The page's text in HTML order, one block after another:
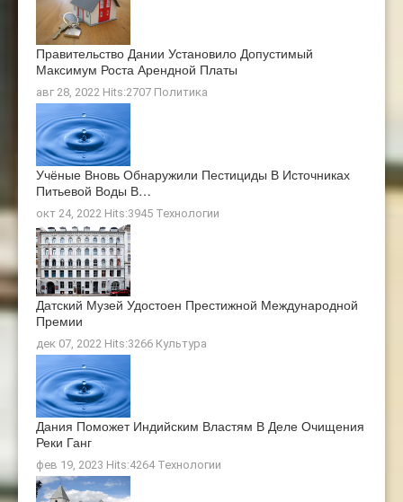
Правительство Дании Установило Допустимый
Максимум Роста Арендной Платы
авг 28, 2022 Hits:2707 Политика
Учёные Вновь Обнаружили Пестициды В Источниках
Питьевой Воды В…
окт 24, 2022 Hits:3945 Технологии
Датский Музей Удостоен Престижной Международной
Премии
дек 07, 2022 Hits:3266 Культура
Дания Поможет Индийским Властям В Деле Очищения
Реки Ганг
фев 19, 2023 Hits:4264 Технологии